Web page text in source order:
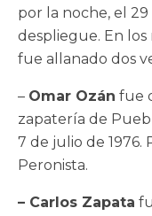
por la noche, el
despliegue. En los
fue allanado dos
– Omar Ozán fue
zapatería de
7 de julio de
Peronista.
– Carlos Zapata